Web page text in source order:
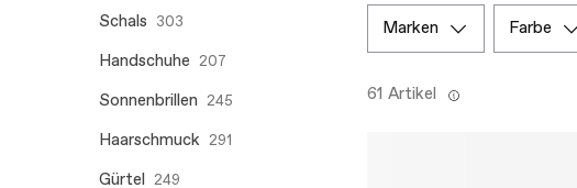
Schals 303
Handschuhe 207
Sonnenbrillen 245
Haarschmuck 291
Gürtel 249
marken farbe
61 Artikel